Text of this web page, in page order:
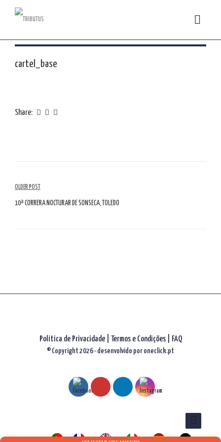
cartel_base
Share:
Navegação
de
OLDER POST
10ª CORRERA NOCTURAR DE SONSECA, TOLEDO
Politica de Privacidade| Termos e Condições FAQ
© Copyright 2026 - desenvolvido por oneclick.pt